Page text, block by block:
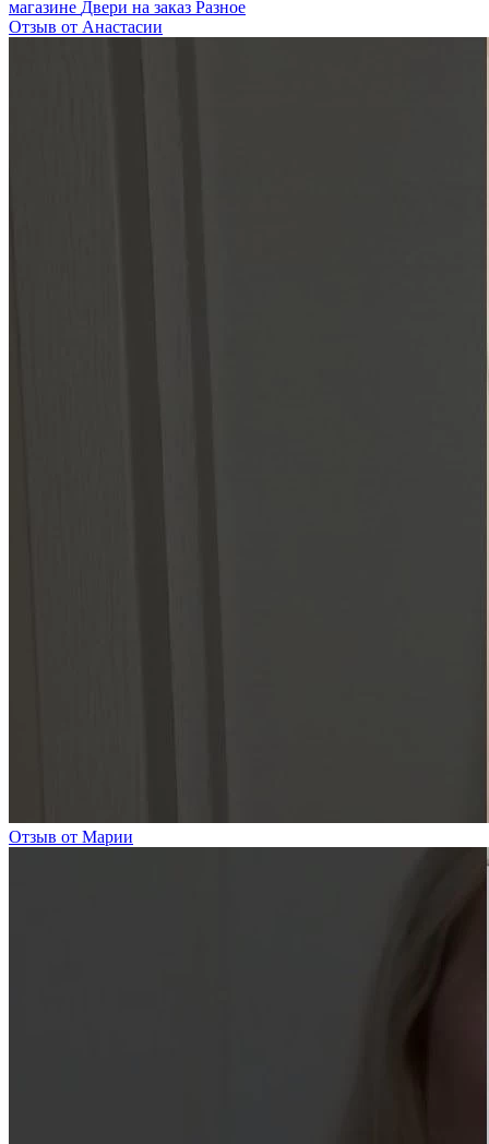
магазине Двери на заказ Разное
Отзыв от Анастасии
Отзыв от Марии